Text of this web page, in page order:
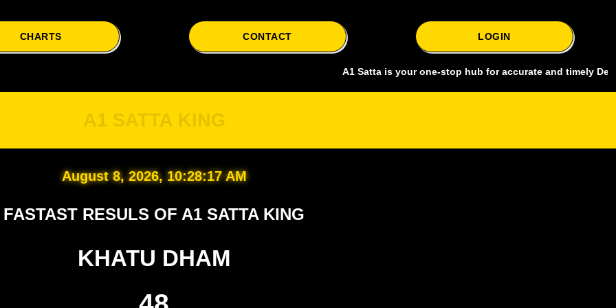
CHARTS CONTACT LOGIN
A1 Satta is your one-stop hub for accurate and timely Delhi
A1 SATTA KING
August 8, 2026, 10:28:18 AM
FASTAST RESULS OF A1 SATTA KING
KHATU DHAM